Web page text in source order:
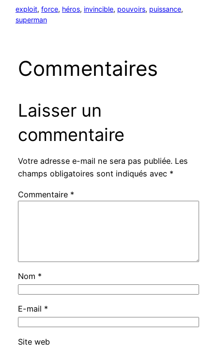
exploit, force, héros, invincible, pouvoirs, puissance
superman
Commentaires
Laisser un
commentaire
Votre adresse e-mail ne sera pas publiée. Les
champs obligatoires sont indiqués avec *
Commentaire *
Nom *
E-mail *
Site web